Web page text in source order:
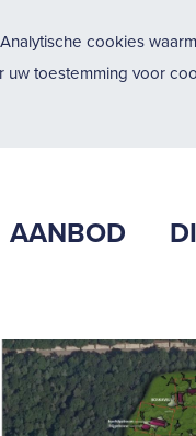
cookies
toestemming voor
AANBOD